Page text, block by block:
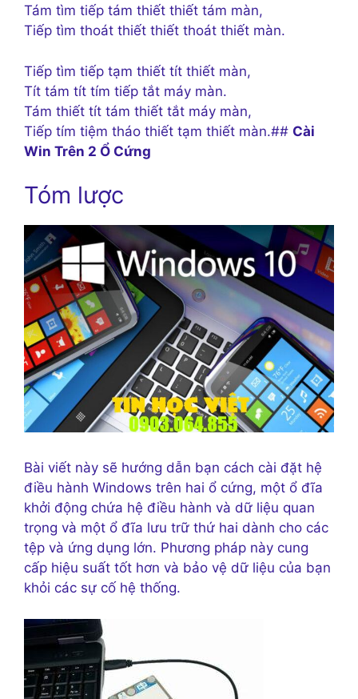
Tám tìm tiếp tám thiết thiết tám màn,
Tiếp tìm thoát thiết thiết thoát thiết màn.
Tiếp tìm tiếp tạm thiết tít thiết màn,
Tít tám tít tím tiếp tắt máy màn.
Tám thiết tít tám thiết tắt máy màn,
Tiếp tím tiệm tháo thiết tạm thiết màn.## Cài
Win Trên 2 Ổ Cứng
Tóm lược
Bài viết này sẽ hướng dẫn bạn cách cài đặt hệ
điều hành Windows trên hai ổ cứng, một ổ đĩa
khởi động chứa hệ điều hành và dữ liệu quan
trọng và một ổ đĩa lưu trữ thứ hai dành cho các
tệp và ứng dụng lớn. Phương pháp này cung
cấp hiệu suất tốt hơn và bảo vệ dữ liệu của bạn
khỏi các sự cố hệ thống.